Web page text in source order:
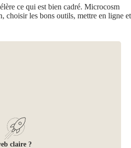
ce qui est bien cadré. Microcosm
choisir les bons outils, mettre en ligne et
claire ?